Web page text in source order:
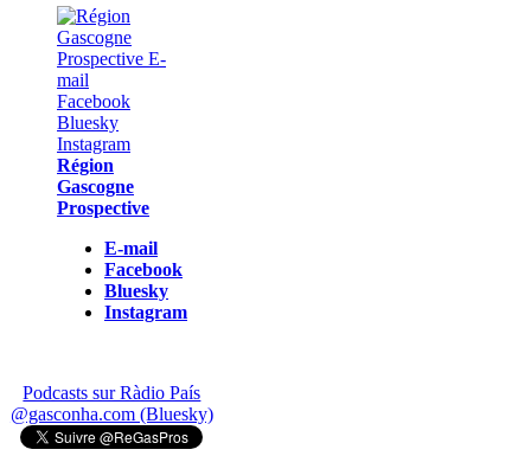
Région
Gascogne
Prospective
E-mail
Facebook
Bluesky
Instagram
Podcasts sur Ràdio País
@gasconha.com (Bluesky)